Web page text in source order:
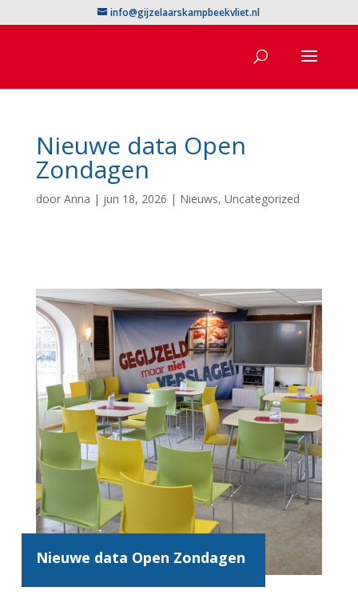
info@gijzelaarskampbeekvliet.nl
Nieuwe data Open
Zondagen
door Anna | jun 18, 2026 | Nieuws, Uncategorized
Nieuwe data Open Zondagen